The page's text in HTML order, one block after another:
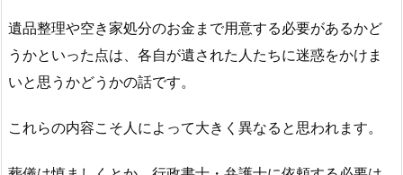
遺品整理や空き家処分のお金まで用意する必要があるかど
うかといった点は、各自が遺された人たちに迷惑をかけま
いと思うかどうかの話です。
これらの内容こそ人によって大きく異なると思われます。